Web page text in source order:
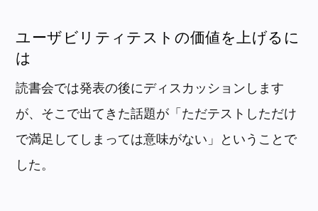
ユーザビリティテストの価値を上げるに
は
読書会では発表の後にディスカッションします
が、そこで出てきた話題が「ただテストしただけ
で満足してしまっては意味がない」ということで
した。